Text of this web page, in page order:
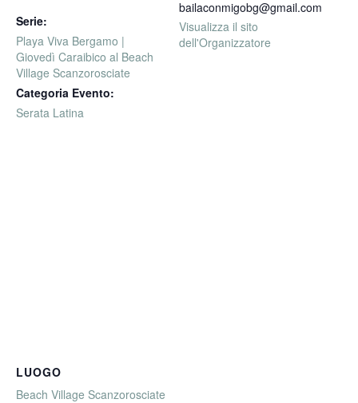
Serie:
Playa Viva Bergamo |
Giovedì Caraibico al Beach
Village Scanzorosciate
Categoria Evento:
Serata Latina
bailaconmigobg@gmail.com
Visualizza il sito
dell'Organizzatore
LUOGO
Beach Village Scanzorosciate